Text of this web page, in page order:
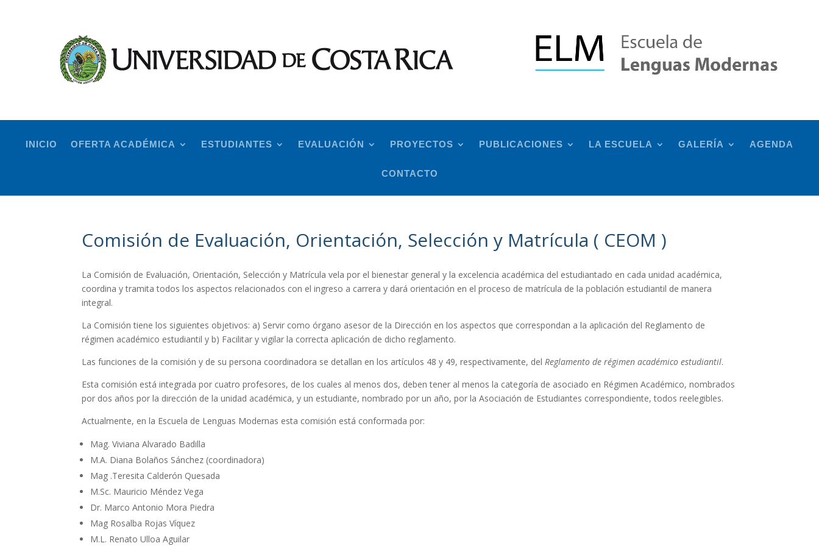
INICIO OFERTA ACADÉMICA ESTUDIANTES EVALUACIÓN PROYECTOS PUBLICACIONES LA ESCUELA GALERÍA AGENDA
CONTACTO
Comisión de Evaluación, Orientación, Selección y Matrícula ( CEOM )
La Comisión de Evaluación, Orientación, Selección y Matrícula vela por el bienestar general y la excelencia académica del estudiantado en cada unidad académica,
coordina y tramita todos los aspectos relacionados con el ingreso a carrera y dará orientación en el proceso de matrícula de la población estudiantil de manera
integral.
La Comisión tiene los siguientes objetivos: a) Servir como órgano asesor de la Dirección en los aspectos que correspondan a la aplicación del Reglamento de
régimen académico estudiantil y b) Facilitar y vigilar la correcta aplicación de dicho reglamento.
Las funciones de la comisión y de su persona coordinadora se detallan en los artículos 48 y 49, respectivamente, del Reglamento de régimen académico estudiantil.
Esta comisión está integrada por cuatro profesores, de los cuales al menos dos, deben tener al menos la categoría de asociado en Régimen Académico, nombrados
por dos años por la dirección de la unidad académica, y un estudiante, nombrado por un año, por la Asociación de Estudiantes correspondiente, todos reelegibles.
Actualmente, en la Escuela de Lenguas Modernas esta comisión está conformada por:
Mag. Viviana Alvarado Badilla
M.A. Diana Bolaños Sánchez (coordinadora)
Mag .Teresita Calderón Quesada
M.Sc. Mauricio Méndez Vega
Dr. Marco Antonio Mora Piedra
Mag Rosalba Rojas Víquez
M.L. Renato Ulloa Aguilar